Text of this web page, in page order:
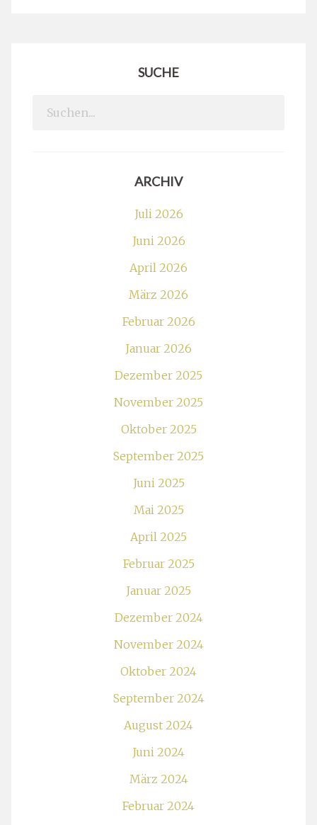
SUCHE
Search
ARCHIV
Juli 2026
Juni 2026
April 2026
März 2026
Februar 2026
Januar 2026
Dezember 2025
November 2025
Oktober 2025
September 2025
Juni 2025
Mai 2025
April 2025
Februar 2025
Januar 2025
Dezember 2024
November 2024
Oktober 2024
September 2024
August 2024
Juni 2024
März 2024
Februar 2024